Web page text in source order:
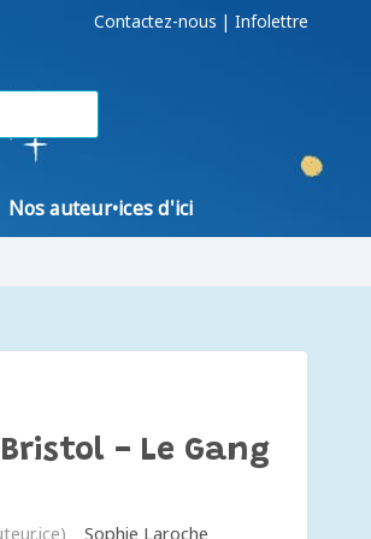
Contactez-nous | Infolettre
Nos auteur•ices d'ici
- Le Gang
Sophie Laroche